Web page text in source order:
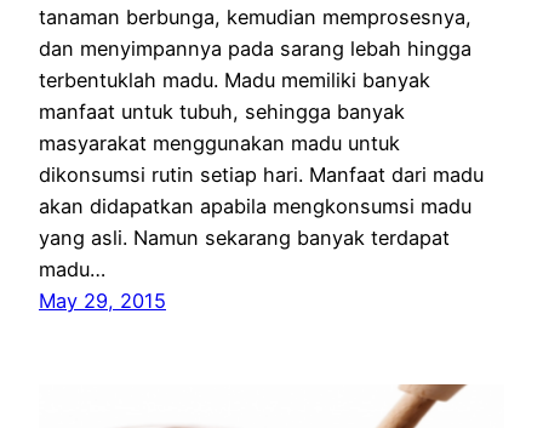
tanaman berbunga, kemudian memprosesnya,
dan menyimpannya pada sarang lebah hingga
terbentuklah madu. Madu memiliki banyak
manfaat untuk tubuh, sehingga banyak
masyarakat menggunakan madu untuk
dikonsumsi rutin setiap hari. Manfaat dari madu
akan didapatkan apabila mengkonsumsi madu
yang asli. Namun sekarang banyak terdapat
madu…
May 29, 2015